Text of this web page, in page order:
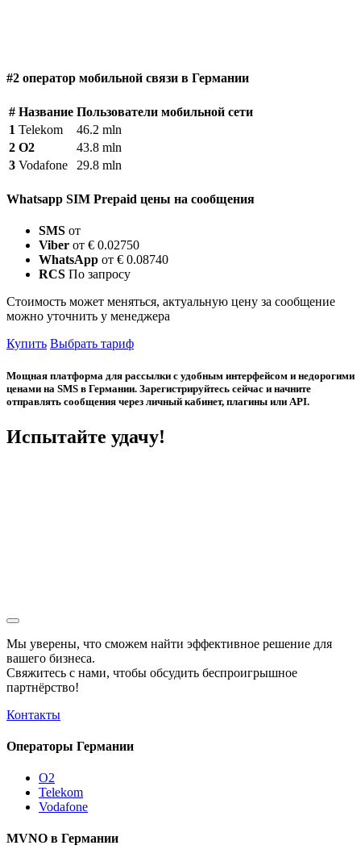
#2 оператор мобильной связи в Германии
# Название Пользователи мобильной сети
1 Telekom
46.2 mln
2 O2
43.8 mln
3 Vodafone 29.8 mln
Whatsapp SIM Prepaid цены на сообщения
SMS от
Viber от € 0.02750
WhatsApp от € 0.08740
RCS По запросу
Стоимость может меняться, актуальную цену за сообщение
можно уточнить у менеджера
Купить Выбрать тариф
Мощная платформа для рассылки с удобным интерфейсом и недорогими
ценами на SMS в Германии. Зарегистрируйтесь сейчас и начните
отправлять сообщения через личный кабинет, плагины или API.
Испытайте удачу!
Мы уверены, что сможем найти эффективное решение для
вашего бизнеса.
Свяжитесь с нами, чтобы обсудить беспроигрышное
партнёрство!
Контакты
Операторы Германии
O2
Telekom
Vodafone
MVNO в Германии